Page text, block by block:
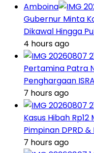
Amboina
Gubernur Minta
Dikawal Hingga
4 hours ago
Pertamina Patra
Penghargaan
7 hours ago
Kasus Hibah
Pimpinan DPRD
7 hours ago